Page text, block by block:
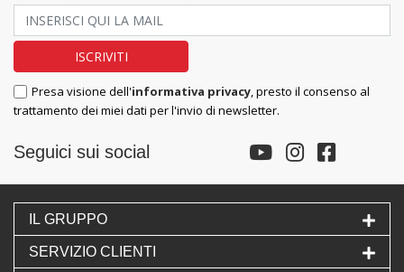
Presa visione dell'informativa privacy , presto il consenso al
trattamento dei miei dati per l'invio di newsletter.
Seguici sui social
IL GRUPPO
SERVIZIO CLIENTI